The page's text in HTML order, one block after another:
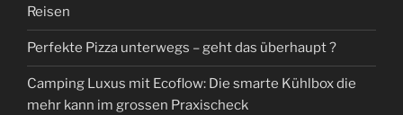
Reisen
Perfekte Pizza unterwegs – geht das überhaupt ?
Camping Luxus mit Ecoflow: Die smarte Kühlbox die
mehr kann im grossen Praxischeck